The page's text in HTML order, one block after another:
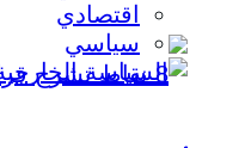
اقتصادي
سياسي